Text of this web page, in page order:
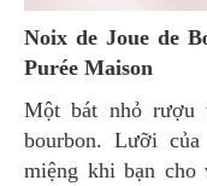
Noix de Joue de Bœuf Braisée à la Bourguignonne,
Purée Maison
Một bát nhỏ rượu vang đỏ kèm theo sốt chua theo
bourbon. Lưỡi
miệng khi bạn cho